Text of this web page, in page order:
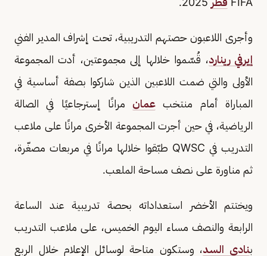
وأجرى اللاعبون حصتهم التدريبية، تحت إشراف المدير الفني
إيرفي رينارد، قُسّموا خلالها إلى مجموعتين، أدت المجموعة
الأولى والتي ضمت اللاعبين الذين شاركوا بصفة أساسية في
المباراة أمام منتخب عمان مرانًا إسترجاعيًا في الصالة
الرياضية، في حين أجرت المجموعة الأخرى مرانًا على ملاعب
التدريب في QWSC طبّقوا خلالها مرانًا في مربعات مصغّرة،
ثم مناورة على نصف مساحة الملعب.
ويختتم الأخضر استعداداته بحصة تدريبية عند الساعة
الرابعة والنصف مساء اليوم الخميس، على ملاعب التدريب
بنادي السد، وستكون متاحة لوسائل الإعلام خلال الربع